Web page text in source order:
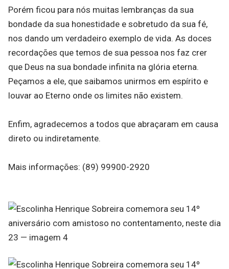
Porém ficou para nós muitas lembranças da sua
bondade da sua honestidade e sobretudo da sua fé,
nos dando um verdadeiro exemplo de vida. As doces
recordações que temos de sua pessoa nos faz crer
que Deus na sua bondade infinita na glória eterna.
Peçamos a ele, que saibamos unirmos em espírito e
louvar ao Eterno onde os limites não existem.
Enfim, agradecemos a todos que abraçaram em causa
direto ou indiretamente.
Mais informações: (89) 99900-2920